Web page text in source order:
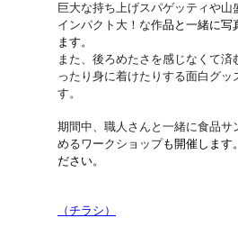
巨大な持ち上げスパゲッティや山
インパクト大！な作品と一緒に写
ます。
また、後ろめたさを感じなくて済
ったり身に着けたりする面白グッ
す。
期間中、職人さんと一緒に食品サ
めるワークショップも開催します
ださい。
（チラシ）